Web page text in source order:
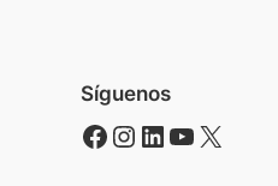
Síguenos
Facebook Instagram LinkedIn YouTube X